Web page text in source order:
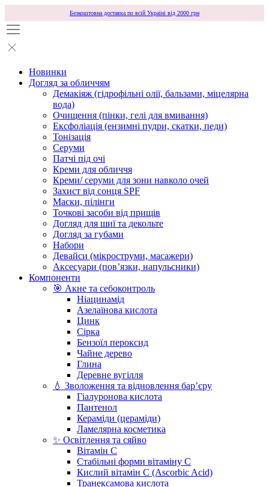
Безкоштовна доставка по всій Україні від 2000 грн
Новинки
Догляд за обличчям
Демакіяж (гідрофільні олії, бальзами, міцелярна
вода)
Очищення (пінки, гелі для вмивання)
Ексфоліація (ензимні пудри, скатки, педи)
Тонізація
Серуми
Патчі під очі
Креми для обличчя
Креми/ серуми для зони навколо очей
Захист від сонця SPF
Маски, пілінги
Точкові засоби від прищів
Догляд для шиї та декольте
Догляд за губами
Набори
Девайси (мікроструми, масажери)
Аксесуари (повʼязки, напульсники)
Компоненти
🎯 Акне та себоконтроль
Ніацинамід
Азелаїнова кислота
Цинк
Сірка
Бензоїл пероксид
Чайне дерево
Глина
Деревне вугілля
💧 Зволоження та відновлення бар’єру
Гіалуронова кислота
Пантенол
Кераміди (цераміди)
Ламелярна косметика
✨ Освітлення та сяйво
Вітамін С
Стабільні форми вітаміну С
Кислий вітамін С (Ascorbic Acid)
Транексамова кислота